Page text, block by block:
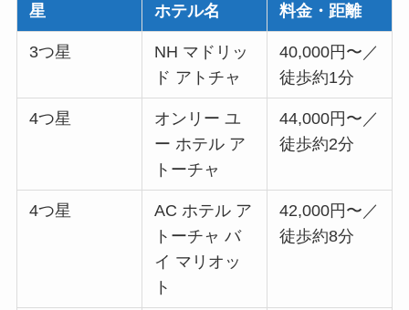
星 ホテル名 料金・距離
3つ星
NH マドリッ
ド アトチャ
40,000円〜／
徒歩約1分
4つ星
オンリー ユ
ー ホテル ア
トーチャ
44,000円〜／
徒歩約2分
4つ星
AC ホテル ア
トーチャ バ
イ マリオッ
ト
42,000円〜／
徒歩約8分